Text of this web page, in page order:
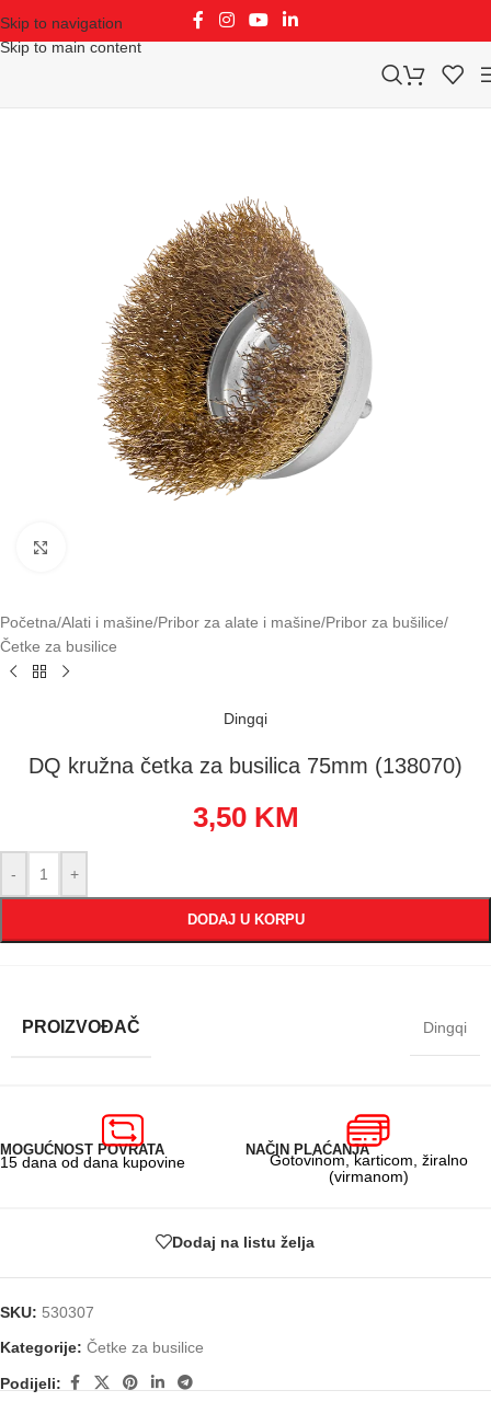
Skip to navigation
Skip to main content
Početna/Alati i mašine/Pribor za alate i mašine/Pribor za bušilice/
Četke za busilice
Dingqi
DQ kružna četka za busilica 75mm (138070)
3,50 KM
- +
DODAJ U KORPU
PROIZVOĐAČ Dingqi
MOGUĆNOST POVRATA
15 dana od dana kupovine
NAČIN PLAĆANJA
Gotovinom, karticom, žiralno
(virmanom)
Dodaj na listu želja
SKU: 530307
Kategorije: Četke za busilice
Podijeli: